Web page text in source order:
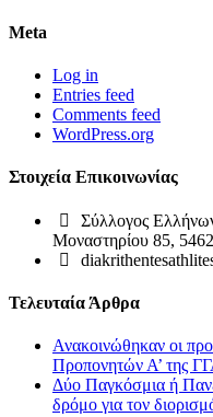
Meta
Log in
Entries feed
Comments feed
WordPress.org
Στοιχεία Επικοινωνίας
Σύλλογος
Μοναστηρίου 85,
Τελευταία Άρθρα
Ανακοινώθηκαν οι
Προπονητών Α’ της
Δύο Παγκόσμια ή
δρόμο για τον